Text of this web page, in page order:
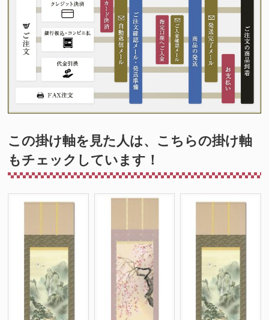
この掛け軸を見た人は、こちらの掛け軸
もチェックしています！